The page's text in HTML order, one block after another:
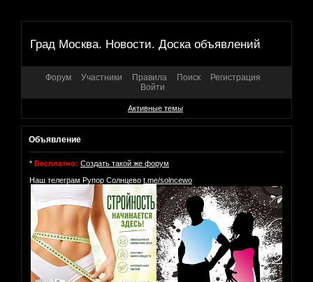
Град Москва. Новости. Доска объявлений
Форум Участники Правила Поиск
Регистрация
Войти
Активные темы
Объявление
* Бесплатно: Создать такой же форум
Наш телеграм Рупор Солнцево t.me/solncewo